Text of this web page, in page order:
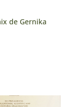
de Gernika